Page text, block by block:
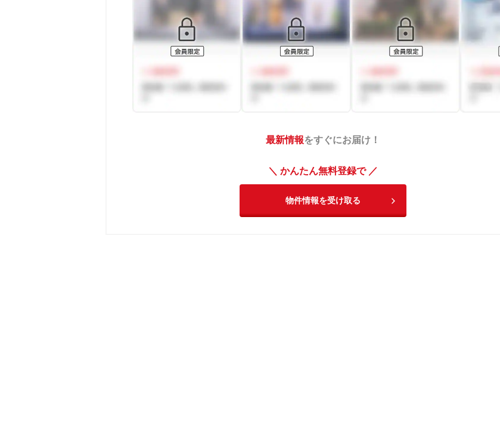
最新情報をすぐにお届け！
＼ かんたん無料登録で ／
物件情報を受け取る